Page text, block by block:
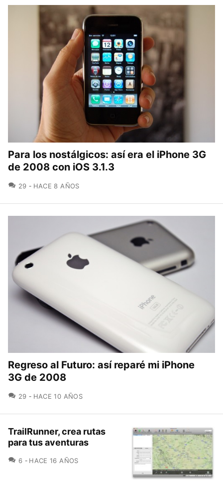
Para los nostálgicos: así era el iPhone 3G
de 2008 con iOS 3.1.3
29 COMENTARIOS
HACE 8 AÑOS
Regreso al Futuro: así reparé mi iPhone
3G de 2008
29 COMENTARIOS
HACE 10 AÑOS
TrailRunner, crea rutas
para tus aventuras
6 COMENTARIOS
HACE 16 AÑOS